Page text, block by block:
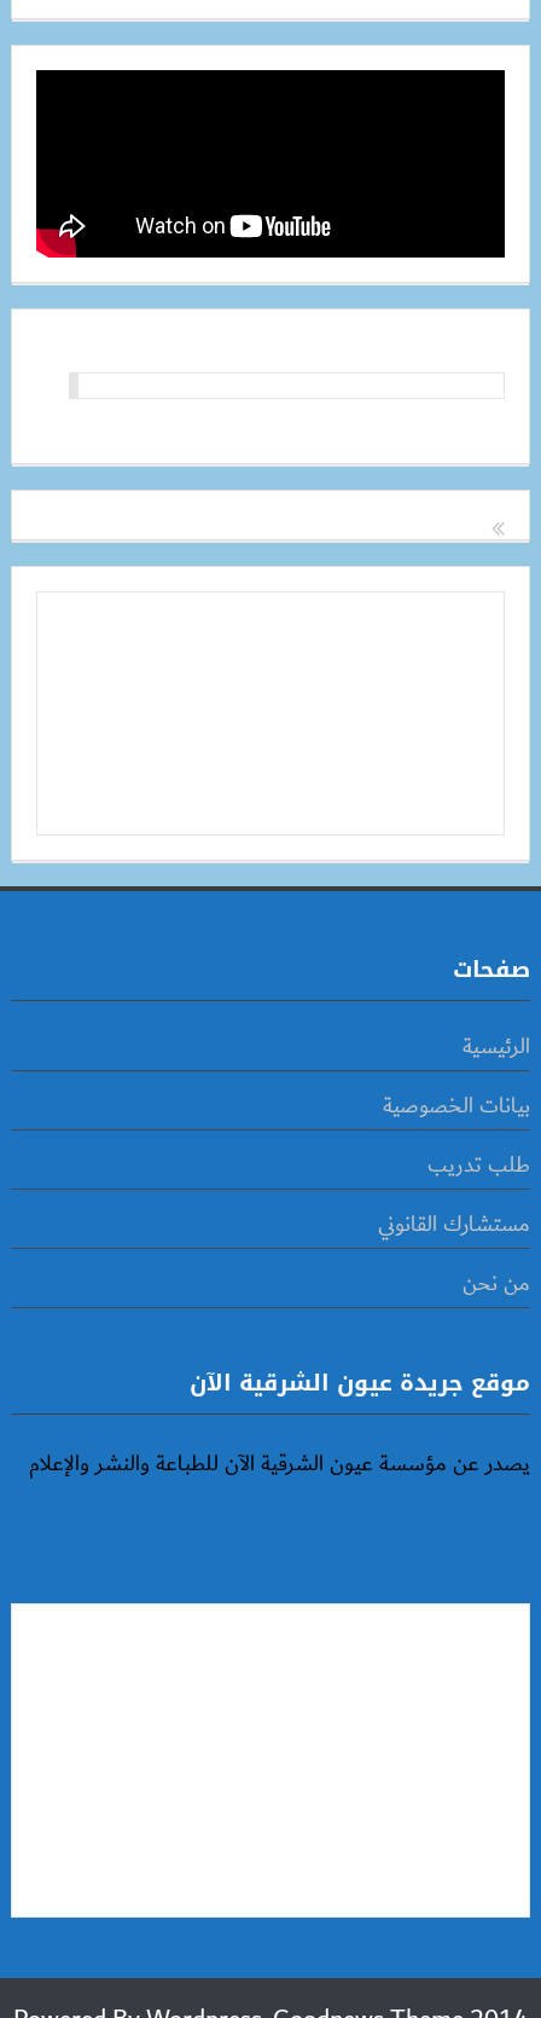
صفحات
الرئيسية
بيانات الخصوصية
طلب تدريب
مستشارك القانوني
من نحن
موقع جريدة عيون الشرقية الآن
يصدر عن مؤسسة عيون الشرقية الآن للطباعة والنشر والإعلام